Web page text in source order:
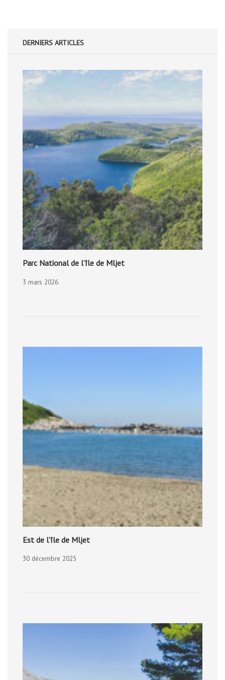
DERNIERS ARTICLES
Parc National de l’île de Mljet
3 mars 2026
Est de l’île de Mljet
30 décembre 2025